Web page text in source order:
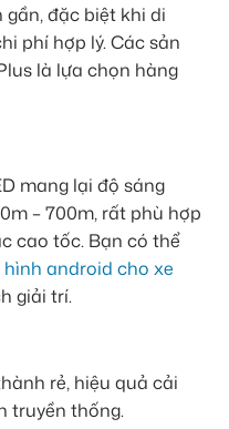
đặc biệt khi di
phí hợp lý. Các sản
là lựa chọn hàng
mang lại độ sáng
– 700m, rất phù hợp
cao tốc. Bạn có thể
hình android cho xe
giải trí.
rẻ, hiệu quả cải
truyền thống.